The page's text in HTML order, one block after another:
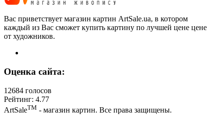
Вас приветствует магазин картин ArtSale.ua, в котором
каждый из Вас сможет купить картину по лучшей цене цене
от художников.
Оценка сайта:
12684 голосов
Рейтинг: 4.77
ArtSaleТМ - магазин картин. Все права защищены.